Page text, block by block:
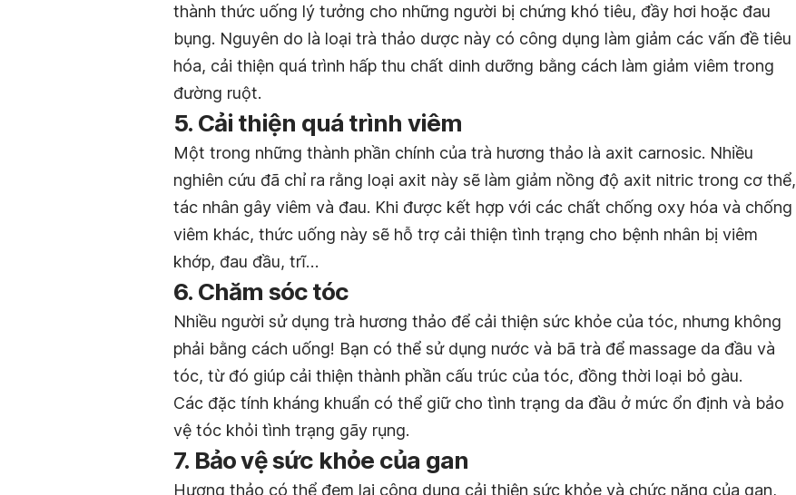
thành thức uống lý tưởng cho những người bị chứng khó tiêu, đầy hơi hoặc đau
bụng. Nguyên do là loại trà thảo dược này có công dụng làm giảm các vấn đề tiêu
hóa, cải thiện quá trình hấp thu chất dinh dưỡng bằng cách làm giảm viêm trong
đường ruột.
5. Cải thiện quá trình viêm
Một trong những thành phần chính của trà hương thảo là axit carnosic. Nhiều
nghiên cứu đã chỉ ra rằng loại axit này sẽ làm giảm nồng độ axit nitric trong cơ thể,
tác nhân gây viêm và đau. Khi được kết hợp với các chất chống oxy hóa và chống
viêm khác, thức uống này sẽ hỗ trợ cải thiện tình trạng cho bệnh nhân bị viêm
khớp, đau đầu, trĩ…
6. Chăm sóc tóc
Nhiều người sử dụng trà hương thảo để cải thiện sức khỏe của tóc, nhưng không
phải bằng cách uống! Bạn có thể sử dụng nước và bã trà để massage da đầu và
tóc, từ đó giúp cải thiện thành phần cấu trúc của tóc, đồng thời loại bỏ gàu.
Các đặc tính kháng khuẩn có thể giữ cho tình trạng da đầu ở mức ổn định và bảo
vệ tóc khỏi tình trạng gãy rụng.
7. Bảo vệ sức khỏe của gan
Hương thảo có thể đem lại công dụng cải thiện sức khỏe và chức năng của gan,